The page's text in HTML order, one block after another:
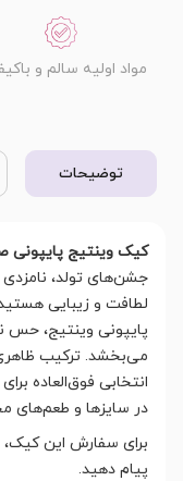
مواد اولیه سالم و
توضیحات
کیک وینتیج پایپونی
جشن‌های تولد،
لطافت و زیبایی
پایپونی وینتیج، حس
می‌بخشد. ترکیب
انتخابی فوق‌العاده
در سایزها و طعم‌های
برای سفارش این کیک،
پیام دهید.